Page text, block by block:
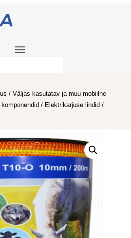
/ Väljas kasutatav ja muu mobiilne
/ Elektrikarjuse lindid /